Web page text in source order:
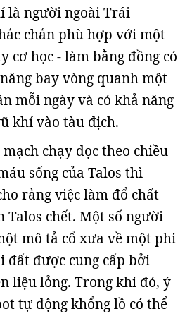
là người ngoài Trái
chắn phù hợp với một
cơ học - làm bằng đồng có
bay vòng quanh một
mỗi ngày và có khả năng
khí vào tàu địch.
chạy dọc theo chiều
sống của Talos thì
rằng việc làm đổ chất
Talos chết. Một số người
mô tả cổ xưa về một phi
đất được cung cấp bởi
liệu lỏng. Trong khi đó, ý
tự động khổng lồ có thể